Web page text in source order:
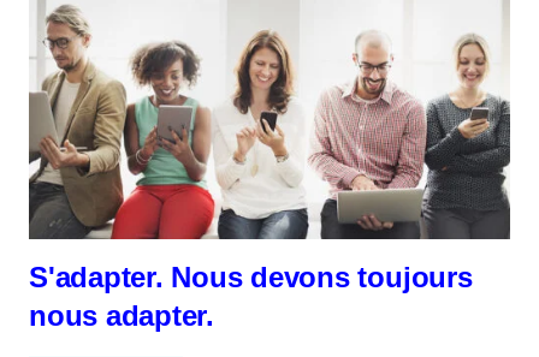
S'adapter. Nous devons toujours
nous adapter.